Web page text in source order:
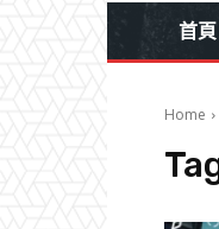
首頁
Home